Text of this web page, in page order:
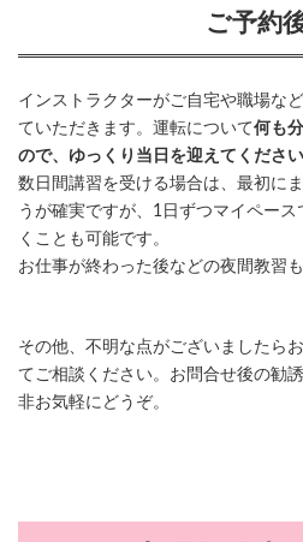
ご予約
インストラクターがご自宅や職場な
ていただきます。運転について何も
ので、ゆっくり当日を迎えてください
数日間講習を受ける場合は、最初に
うが確実ですが、1日ずつマイペー
くことも可能です。
お仕事が終わった後などの夜間教習
その他、不明な点がございましたら
てご相談ください。お問合せ後の勧
非お気軽にどうぞ。